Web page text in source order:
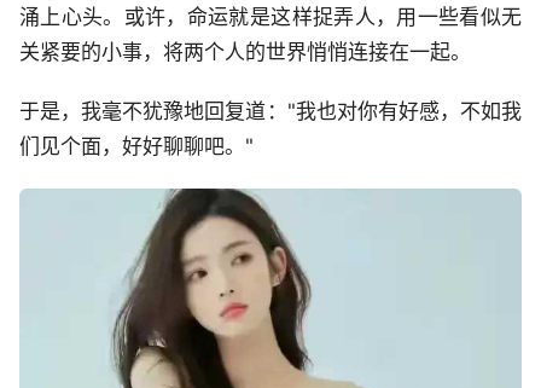
涌上心头。或许，命运就是这样捉弄人，用一些看似无
关紧要的小事，将两个人的世界悄悄连接在一起。
于是，我毫不犹豫地回复道："我也对你有好感，不如我
们见个面，好好聊聊吧。"